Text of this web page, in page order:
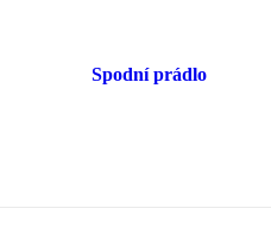
Spodní prádlo